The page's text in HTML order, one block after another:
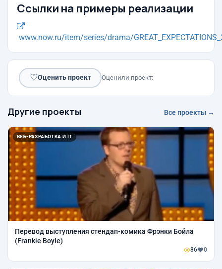
Ссылки на примеры реализации
www.now.ru/item/series/drama/
♡Оценить проект Оценили проект:
Другие проекты Все проекты →
ВЕБ-РАЗРАБОТКА И IT
Перевод выступления стендап-комика Фрэнки Бойла
(Frankie Boyle)
86 0